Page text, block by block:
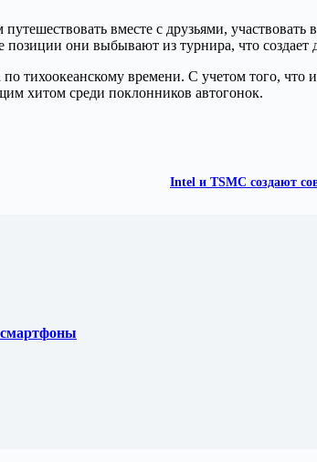
вместе с друзьями, участвовать
они выбывают из турнира, что создает
тихоокеанскому времени. С учетом того, что
хитом среди поклонников автогонок.
Intel и TSMC создают
смартфоны